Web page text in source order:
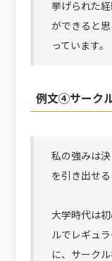
挙げられた
ができると
っています。
例文④サーク
私の強みは
を引き出せる
大学時代は
ルでレギュ
に、サーク